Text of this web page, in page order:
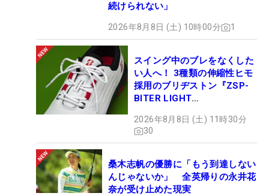
続けられない」
2026年8月8日 (土) 10時00分 1
スイング中のブレをなくした
い人へ！ 3種類の伸縮性ヒモ
採用のブリヂストン『ZSP-
BITER LIGHT
ュー
2026年8月8日 (土) 11時30分
30
桑木志帆の優勝に「もう到達しない
んじゃないか」 全英帰りの永井花
奈が受け止めた現実